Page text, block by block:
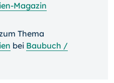
Magazin
Thema
bei Baubuch /